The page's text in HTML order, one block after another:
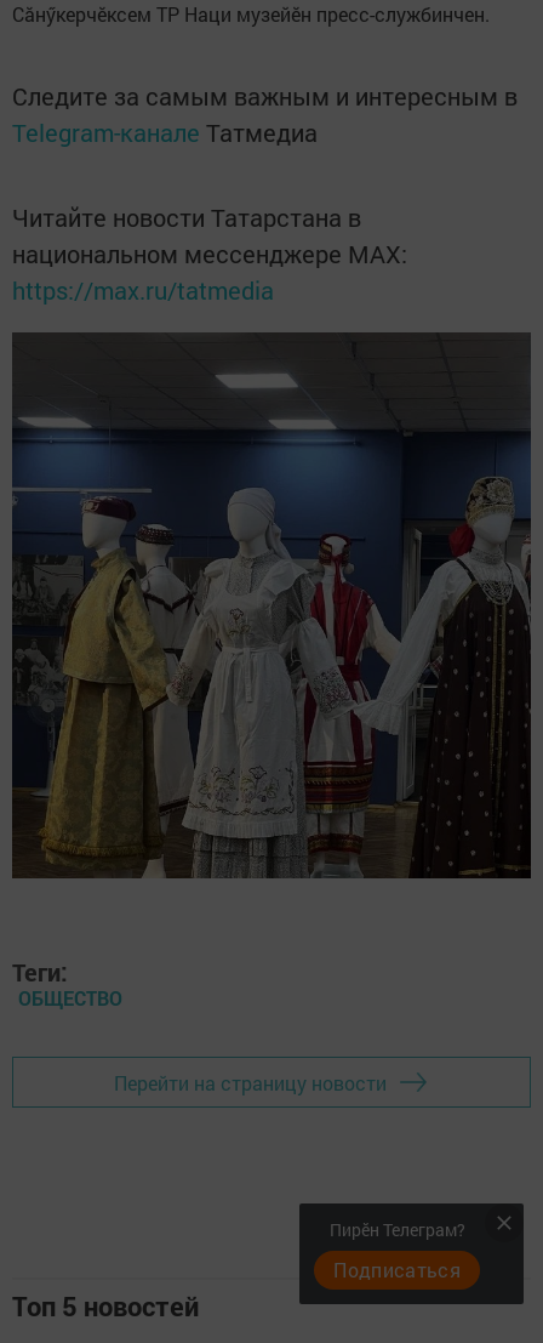
Сăнӳкерчӗксем ТР Наци музейӗн пресс-службинчен.
Следите за самым важным и интересным в
Telegram-канале Татмедиа
Читайте новости Татарстана в
национальном мессенджере MАХ:
https://max.ru/tatmedia
Теги:
ОБЩЕСТВО
Перейти на страницу новости
Топ 5 новостей
Пирӗн Телеграм?
Подписаться